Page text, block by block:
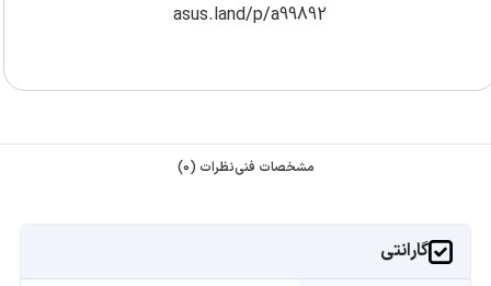
asus.land/p/a99892
مشخصات فنینظرات (0)
گارانتی